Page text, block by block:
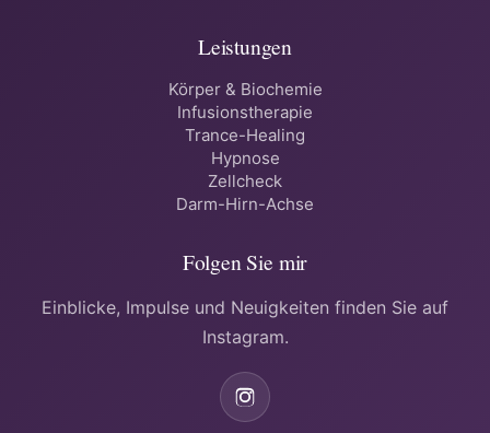
Leistungen
Körper & Biochemie
Infusionstherapie
Trance-Healing
Hypnose
Zellcheck
Darm-Hirn-Achse
Folgen Sie mir
Einblicke, Impulse und Neuigkeiten finden Sie auf
Instagram.